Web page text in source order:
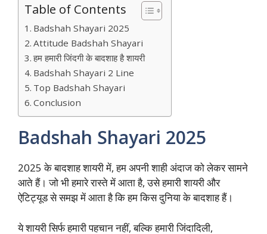
Table of Contents
Badshah Shayari 2025
Attitude Badshah Shayari
हम हमारी जिंदगी के बादशाह है शायरी
Badshah Shayari 2 Line
Top Badshah Shayari
Conclusion
Badshah Shayari 2025
2025 के बादशाह शायरी में, हम अपनी शाही अंदाज को लेकर सामने
आते हैं। जो भी हमारे रास्ते में आता है, उसे हमारी शायरी और
ऐटिट्यूड से समझ में आता है कि हम किस दुनिया के बादशाह हैं।
ये शायरी सिर्फ हमारी पहचान नहीं, बल्कि हमारी जिंदादिली,